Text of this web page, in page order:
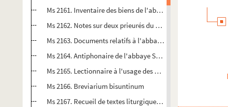
Ms 2161. Inventaire des biens de l'abbaye de Saint-Claude.
Ms 2162. Notes sur deux prieurés du Jura
Ms 2163. Documents relatifs à l'abbaye d'Acey et
Ms 2164. Antiphonaire de l'abbaye Saint-Paul de Besançon
Ms 2165. Lectionnaire à l'usage des Clarisses de Besançon
Ms 2166. Breviarium bisuntinum
Ms 2167. Recueil de textes liturgiques grecs